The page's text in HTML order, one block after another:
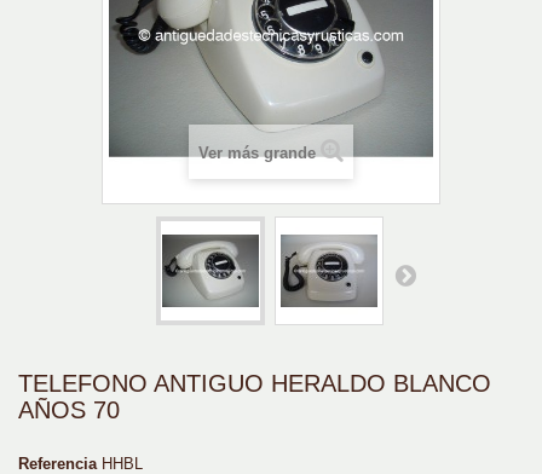
Ver más grande
TELEFONO ANTIGUO HERALDO BLANCO
AÑOS 70
Referencia HHBL